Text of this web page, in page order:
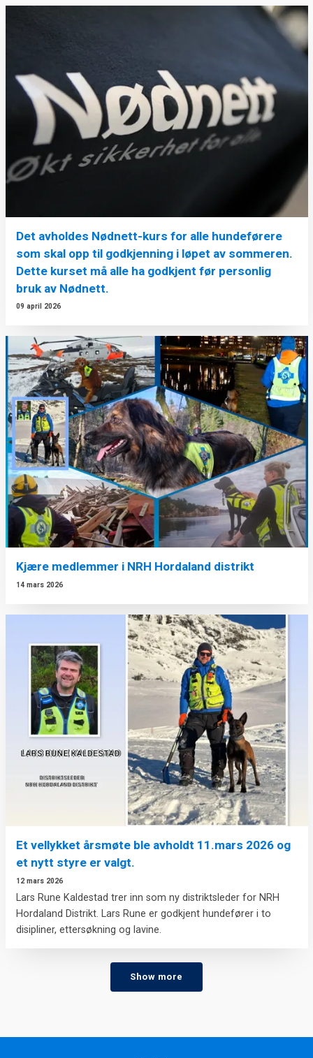
Det avholdes Nødnett-kurs for alle hundeførere
som skal opp til godkjenning i løpet av sommeren.
Dette kurset må alle ha godkjent før personlig
bruk av Nødnett.
09 april 2026
Kjære medlemmer i NRH Hordaland distrikt
14 mars 2026
Et vellykket årsmøte ble avholdt 11.mars 2026 og
et nytt styre er valgt.
12 mars 2026
Lars Rune Kaldestad trer inn som ny distriktsleder for NRH
Hordaland Distrikt. Lars Rune er godkjent hundefører i to
disipliner, ettersøkning og lavine.
Show more